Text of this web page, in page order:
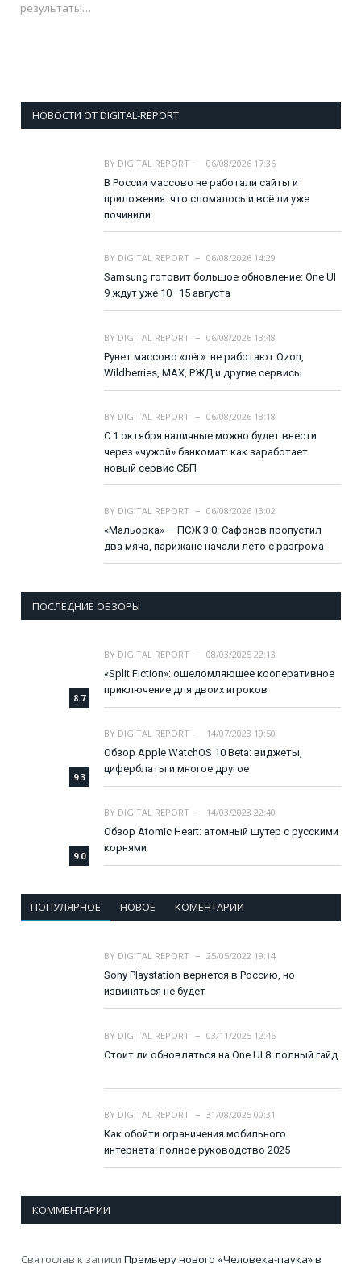
результаты…
НОВОСТИ ОТ DIGITAL-REPORT
BY DIGITAL REPORT
06/08/2026 17:36
В России массово не работали сайты и
приложения: что сломалось и всё ли уже
починили
BY DIGITAL REPORT
06/08/2026 14:29
Samsung готовит большое обновление: One UI
9 ждут уже 10–15 августа
BY DIGITAL REPORT
06/08/2026 13:48
Рунет массово «лёг»: не работают Ozon,
Wildberries, MAX, РЖД и другие сервисы
BY DIGITAL REPORT
06/08/2026 13:18
С 1 октября наличные можно будет внести
через «чужой» банкомат: как заработает
новый сервис СБП
BY DIGITAL REPORT
06/08/2026 13:02
«Мальорка» — ПСЖ 3:0: Сафонов пропустил
два мяча, парижане начали лето с разгрома
ПОСЛЕДНИЕ ОБЗОРЫ
8.7
BY DIGITAL REPORT
08/03/2025 22:13
«Split Fiction»: ошеломляющее кооперативное
приключение для двоих игроков
9.3
BY DIGITAL REPORT
14/07/2023 19:50
Обзор Apple WatchOS 10 Beta: виджеты,
циферблаты и многое другое
9.0
BY DIGITAL REPORT
14/03/2023 22:40
Обзор Atomic Heart: атомный шутер с русскими
корнями
ПОПУЛЯРНОЕ НОВОЕ КОМЕНТАРИИ
BY DIGITAL REPORT
25/05/2022 19:14
Sony Playstation вернется в Россию, но
извиняться не будет
BY DIGITAL REPORT
03/11/2025 12:46
Стоит ли обновляться на One UI 8: полный гайд
BY DIGITAL REPORT
31/08/2025 00:31
Как обойти ограничения мобильного
интернета: полное руководство 2025
КОММЕНТАРИИ
Святослав к записи Премьеру нового «Человека-паука» в